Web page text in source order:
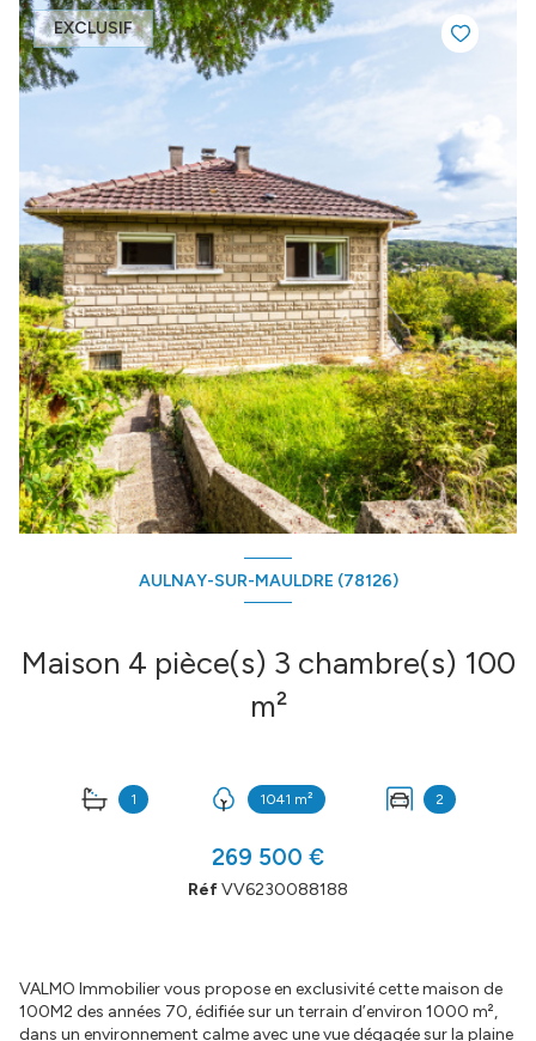
EXCLUSIF
AULNAY-SUR-MAULDRE (78126)
Maison 4 pièce(s) 3 chambre(s) 100
m²
1 1041 m² 2
269 500 €
RéfVV6230088188
VALMO Immobilier vous propose en exclusivité cette maison de
100M2 des années 70, édifiée sur un terrain d’environ 1000 m²,
dans un environnement calme avec une vue dégagée sur la plaine